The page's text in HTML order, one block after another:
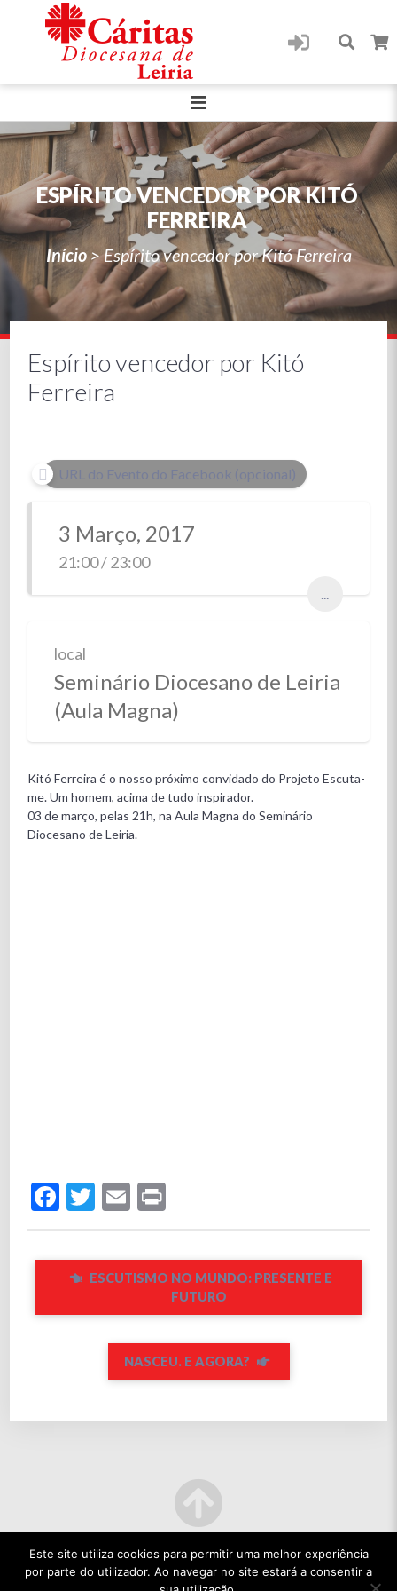
ESPÍRITO VENCEDOR POR KITÓ
FERREIRA
Início > Espírito vencedor por Kitó Ferreira
Espírito vencedor por Kitó
Ferreira
URL do Evento do Facebook (opcional)
3 Março, 2017
21:00 / 23:00
...
local
Seminário Diocesano de Leiria
(Aula Magna)
Kitó Ferreira é o nosso próximo convidado do Projeto Escuta-
me. Um homem, acima de tudo inspirador.
03 de março, pelas 21h, na Aula Magna do Seminário
Diocesano de Leiria.
Facebook
Twitter
Email
ESCUTISMO NO MUNDO: PRESENTE E
FUTURO
NASCEU. E AGORA?
Este site utiliza cookies para permitir uma melhor experiência
por parte do utilizador. Ao navegar no site estará a consentir a